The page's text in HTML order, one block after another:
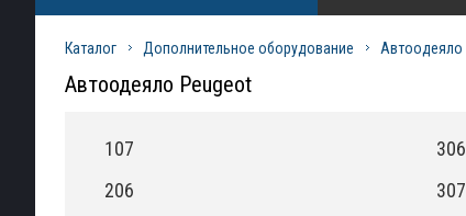
Каталог Дополнительное оборудование Автоодеяло
Автоодеяло Peugeot
107
206
306
307